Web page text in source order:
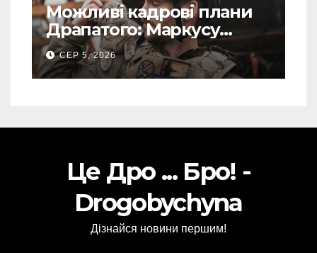
Можливі кадрові плани
Драпатого: Маркусу
пророкують важливу
посаду у ЗСУ
СЕР 5, 2026
Це Дро ... Бро! -
Drogobychyna
Дізнайся новини першим!